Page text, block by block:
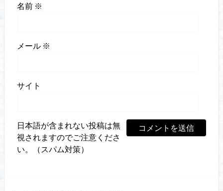
名前 ※
メール ※
サイト
日本語が含まれない投稿は無
視されますのでご注意くださ
い。（スパム対策）